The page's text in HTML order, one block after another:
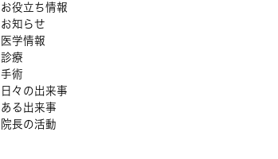
お役立ち情報
お知らせ
医学情報
診療
手術
日々の出来事
ある出来事
院長の活動